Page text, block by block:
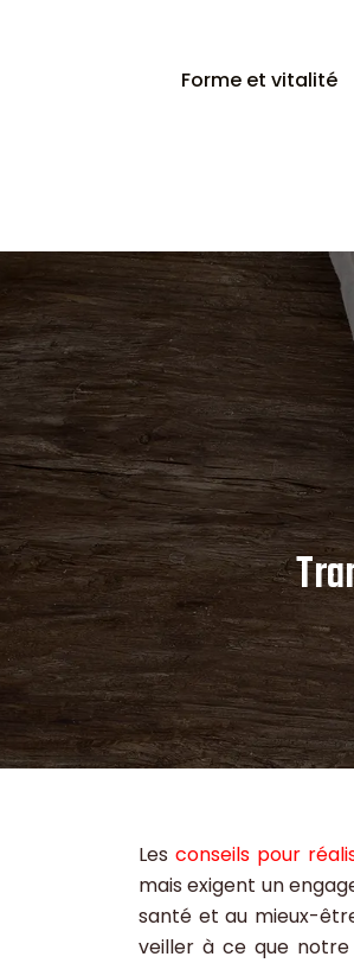
Forme et vitalité
Les conseils pour
mais exigent un
santé et au mieux-
veiller à ce que